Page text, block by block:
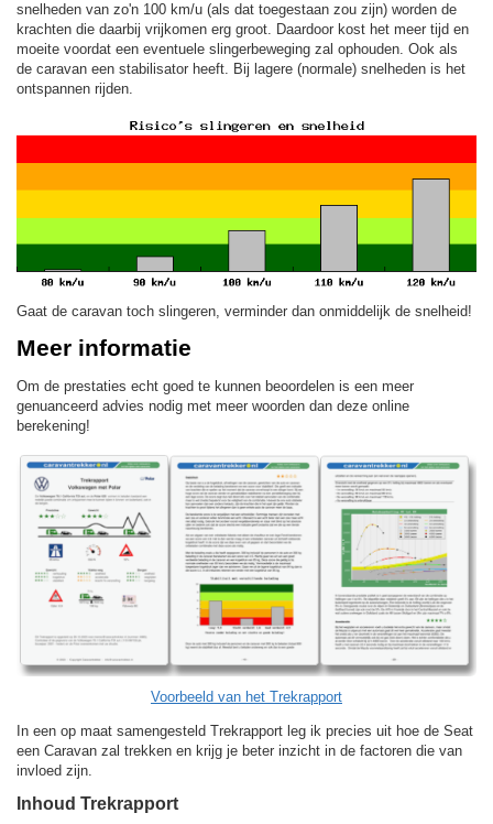
snelheden van zo'n 100 km/u (als dat toegestaan zou zijn) worden de
krachten die daarbij vrijkomen erg groot. Daardoor kost het meer tijd en
moeite voordat een eventuele slingerbeweging zal ophouden. Ook als
de caravan een stabilisator heeft. Bij lagere (normale) snelheden is het
ontspannen rijden.
Gaat de caravan toch slingeren, verminder dan onmiddelijk de snelheid!
Meer informatie
Om de prestaties echt goed te kunnen beoordelen is een meer
genuanceerd advies nodig met meer woorden dan deze online
berekening!
Voorbeeld van het Trekrapport
In een op maat samengesteld Trekrapport leg ik precies uit hoe de Seat
een Caravan zal trekken en krijg je beter inzicht in de factoren die van
invloed zijn.
Inhoud Trekrapport